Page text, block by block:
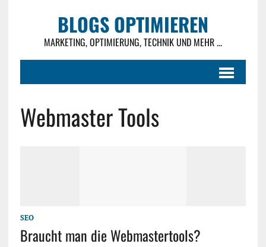
BLOGS OPTIMIEREN
MARKETING, OPTIMIERUNG, TECHNIK UND MEHR ...
Webmaster Tools
SEO
Braucht man die Webmastertools?